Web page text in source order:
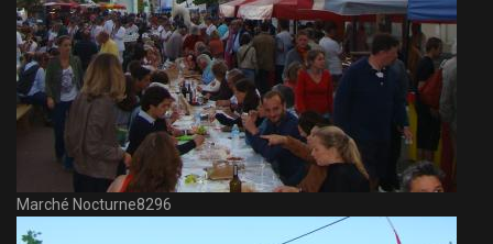
Marché Nocturne8296